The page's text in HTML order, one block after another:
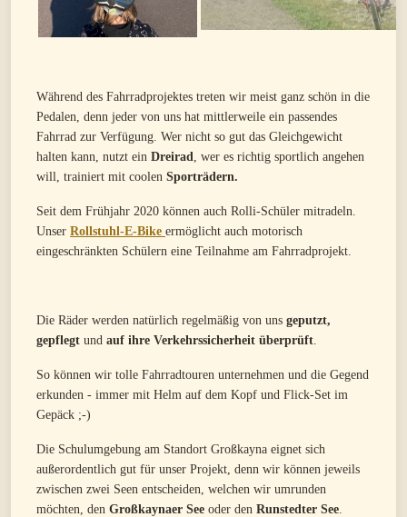
Während des Fahrradprojektes treten wir meist ganz schön in die
Pedalen, denn jeder von uns hat mittlerweile ein passendes
Fahrrad zur Verfügung. Wer nicht so gut das Gleichgewicht
halten kann, nutzt ein Dreirad, wer es richtig sportlich angehen
will, trainiert mit coolen Sporträdern.
Seit dem Frühjahr 2020 können auch Rolli-Schüler mitradeln.
Unser Rollstuhl-E-Bike ermöglicht auch motorisch
eingeschränkten Schülern eine Teilnahme am Fahrradprojekt.
Die Räder werden natürlich regelmäßig von uns geputzt,
gepflegt und auf ihre Verkehrssicherheit überprüft.
So können wir tolle Fahrradtouren unternehmen und die Gegend
erkunden - immer mit Helm auf dem Kopf und Flick-Set im
Gepäck ;-)
Die Schulumgebung am Standort Großkayna eignet sich
außerordentlich gut für unser Projekt, denn wir können jeweils
zwischen zwei Seen entscheiden, welchen wir umrunden
möchten, den Großkaynaer See oder den Runstedter See.